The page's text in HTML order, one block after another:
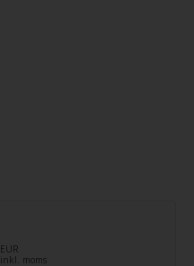
EUR
inkl. moms